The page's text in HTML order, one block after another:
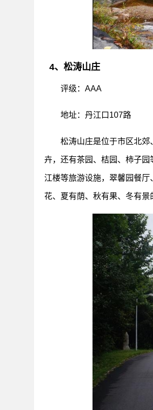
4、松涛山庄
评级：AAA
地址：丹江口107路
松涛山庄是位于市区北
卉，还有茶园、桔园、柿子
江楼等旅游设施，翠馨园餐
花、夏有荫、秋有果、冬有景